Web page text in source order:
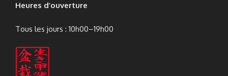
Heures d’ouverture
Tous les jours : 10h00–19h00